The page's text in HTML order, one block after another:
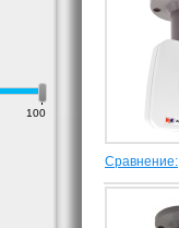
100
Сравнение: